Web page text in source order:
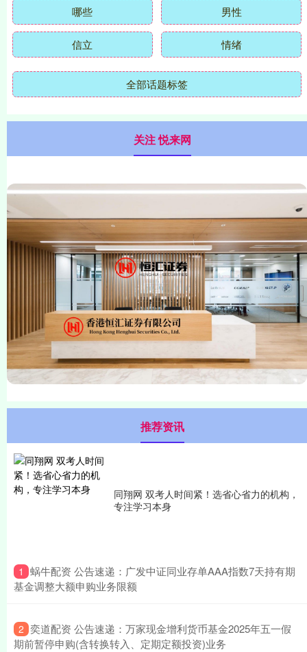
哪些 男性
信立 情绪
全部话题标签
关注 悦来网
推荐资讯
同翔网 双考人时间紧！选省心省力的机构，
专注学习本身
1 ​蜗牛配资 公告速递：广发中证同业存单AAA指数7天持有期
基金调整大额申购业务限额
2 ​奕道配资 公告速递：万家现金增利货币基金2025年五一假
期前暂停申购(含转换转入、定期定额投资)业务